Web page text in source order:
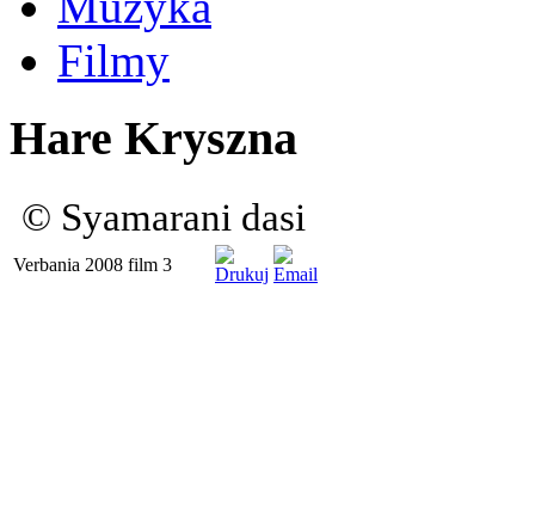
Filmy
Hare Kryszna
© Syamarani dasi
Verbania 2008 film 3